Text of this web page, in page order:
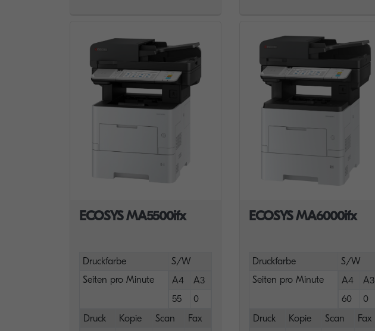
ECOSYS MA5500ifx
Druckfarbe
S/W
Seiten pro Minute
A4
A3
55
0
Druck
Kopie Scan Fax
ECOSYS MA6000ifx
Druckfarbe
S/W
Seiten pro Minute
A4
A3
60
0
Druck
Kopie Scan Fax